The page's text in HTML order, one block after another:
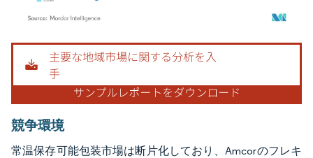
画像 © Mordor Intelligence。再利用にはCC BY 4.0の表示が必要です。
競争環境
常温保存可能包装市場は断片化しており、Amcorのフレキ